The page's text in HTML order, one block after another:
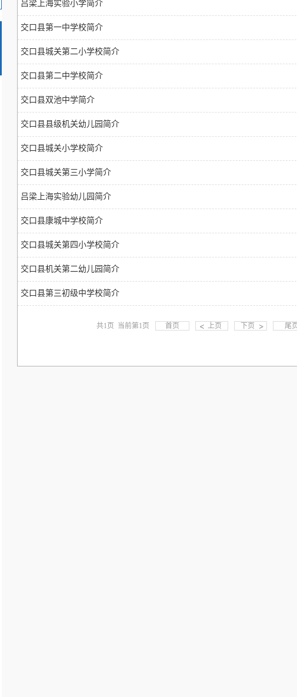
吕梁上海实验小学简介
交口县第一中学校简介
交口县城关第二小学校简介
交口县第二中学校简介
交口县双池中学简介
交口县县级机关幼儿园简介
交口县城关小学校简介
交口县城关第三小学简介
吕梁上海实验幼儿园简介
交口县康城中学校简介
交口县城关第四小学校简介
交口县机关第二幼儿园简介
交口县第三初级中学校简介
共1页 当前第1页 首页 上页 下页 尾页